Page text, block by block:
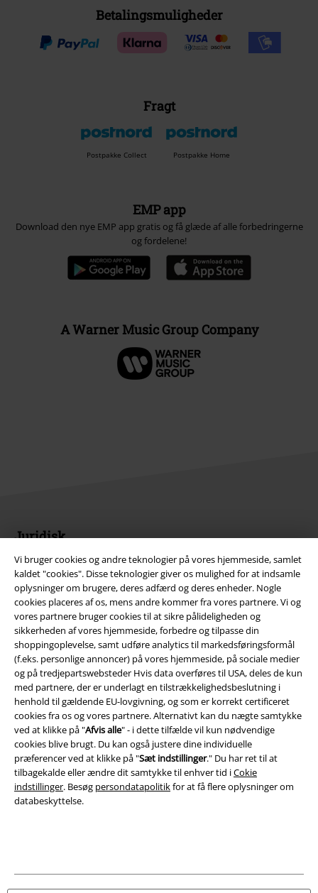
Vi bruger cookies og andre teknologier på vores hjemmeside, samlet
kaldet "cookies". Disse teknologier giver os mulighed for at indsamle
oplysninger om brugere, deres adfærd og deres enheder. Nogle
cookies placeres af os, mens andre kommer fra vores partnere. Vi og
vores partnere bruger cookies til at sikre pålideligheden og
sikkerheden af ​​vores hjemmeside, forbedre og tilpasse din
shoppingoplevelse, samt udføre analytics til markedsføringsformål
(f.eks. personlige annoncer) på vores hjemmeside, på sociale medier
og på tredjepartswebsteder Hvis data overføres til USA, deles de kun
med partnere, der er underlagt en tilstrækkelighedsbeslutning i
henhold til gældende EU-lovgivning, og som er korrekt certificeret
cookies fra os og vores partnere. Alternativt kan du nægte samtykke
ved at klikke på "Afvis alle" - i dette tilfælde vil kun nødvendige
cookies blive brugt. Du kan også justere dine individuelle
præferencer ved at klikke på "Sæt indstillinger." Du har ret til at
tilbagekalde eller ændre dit samtykke til enhver tid iCokie
indstillinger. Besøg persondatapolitikfor at få flere oplysninger om
databeskyttelse.
Betalingsmuligheder
Fragt
Postpakke Collect Postpakke Home
EMP app
Download den nye EMP app gratis og få glæde af alle forbedringerne
og fordelene!
A Warner Music Group Company
Juridisk
Salgs-, medlems- & leveringsbetingelser
Om EMP Danmark
Persondatapolitik
Bortskaffelse af affald og miljøbeskyttelse
Overensstemmelseserklæring
Oplysninger om tilgængelighed
Cokie indstillinger
Bekræft annullering